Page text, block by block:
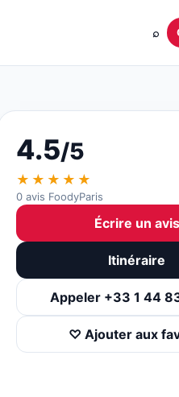
⌕
4.5/5
★★★★★
0 avis FoodyParis
Écrire un avis
Itinéraire
Appeler +33 1 44
♡ Ajouter aux